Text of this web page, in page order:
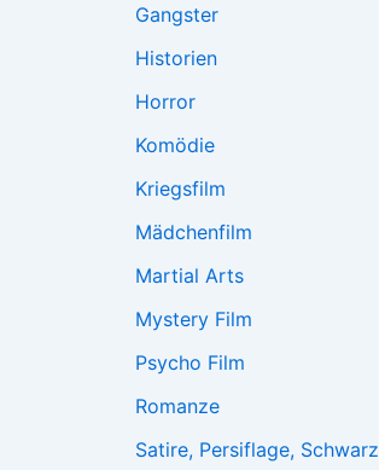
Gangster
Historien
Horror
Komödie
Kriegsfilm
Mädchenfilm
Martial Arts
Mystery Film
Psycho Film
Romanze
Satire, Persiflage, Schwarz